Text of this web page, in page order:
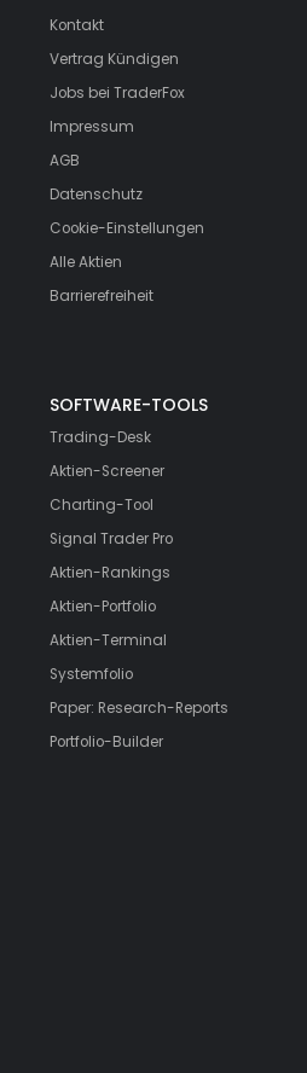
Kontakt
Vertrag Kündigen
Jobs bei TraderFox
Impressum
AGB
Datenschutz
Cookie-Einstellungen
Alle Aktien
Barrierefreiheit
SOFTWARE-TOOLS
Trading-Desk
Aktien-Screener
Charting-Tool
Signal Trader Pro
Aktien-Rankings
Aktien-Portfolio
Aktien-Terminal
Systemfolio
Paper: Research-Reports
Portfolio-Builder